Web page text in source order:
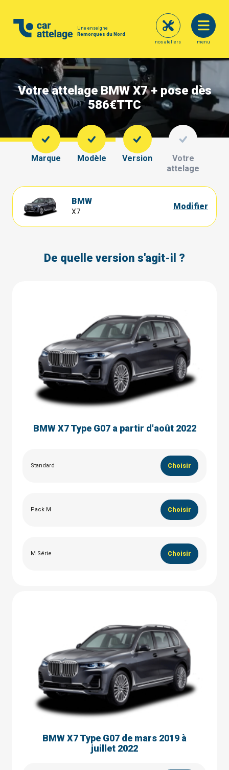
Une enseigne
Remorques du Nord
menu
nos ateliers
Votre attelage BMW X7 + pose dès
586€TTC
Marque Modèle Version
Votre
attelage
BMW
X7
Modifier
De quelle version s'agit-il ?
BMW X7 Type G07 a partir d'août 2022
Standard Choisir
Pack M Choisir
M Série Choisir
BMW X7 Type G07 de mars 2019 à
juillet 2022